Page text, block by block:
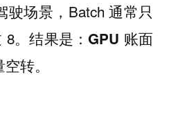
场景，Batch 通常只
8。结果是：GPU 账面
转。